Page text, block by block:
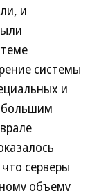
и
системы
и
большим
серверы
объему